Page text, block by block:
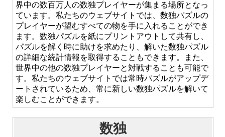
界中の数百万人の数独プレイヤーが集まる場所となっ
ています。私たちのウェブサイトでは、数独パズルの
プレイヤーが望むすべての物を手に入れることができ
ます。数独パズルを紙にプリントアウトして共有し、
パズルを解く時に助けを求めたり、解いた数独パズル
の詳細な統計情報を取得することもできます。また、
世界中の他の数独プレイヤーと対戦することも可能で
す。私たちのウェブサイトでは常時パズルがアップデ
ートされているため、常に新しい数独パズルを解いて
楽しむことができます。
数独